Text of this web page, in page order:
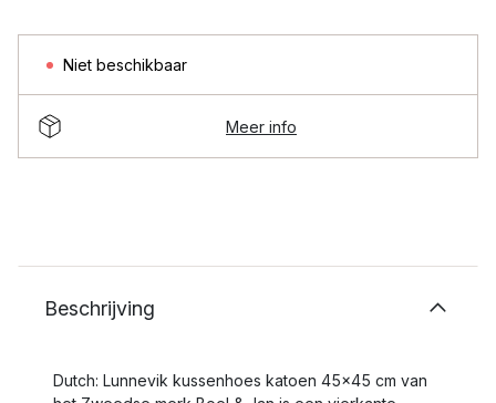
Niet beschikbaar
Meer info
Beschrijving
Dutch: Lunnevik kussenhoes katoen 45x45 cm van